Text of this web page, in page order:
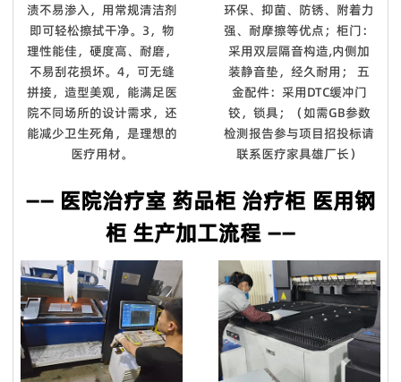
渍不易渗入，用常规清洁剂
即可轻松擦拭干净。3，物
理性能佳，硬度高、耐磨，
不易刮花损坏。4，可无缝
拼接，造型美观，能满足医
院不同场所的设计需求，还
能减少卫生死角，是理想的
医疗用材。
环保、抑菌、防锈、附着力
强、耐摩擦等优点；柜门：
采用双层隔音构造,内侧加
装静音垫，经久耐用； 五
金配件：采用DTC缓冲门
铰，锁具；（如需GB参数
检测报告参与项目招投标请
联系医疗家具雄厂长）
—— 医院治疗室 药品柜 治疗柜 医用钢
柜 生产加工流程 ——